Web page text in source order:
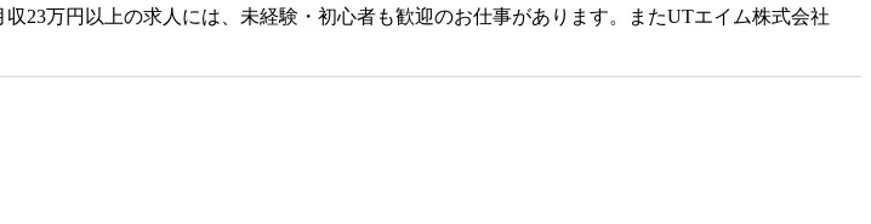
23万円以上の求人には、未経験・初心者も歓迎のお仕事があります。またUTエイム株式会社